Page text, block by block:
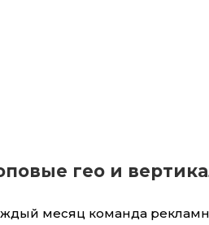
гео и
месяц команда